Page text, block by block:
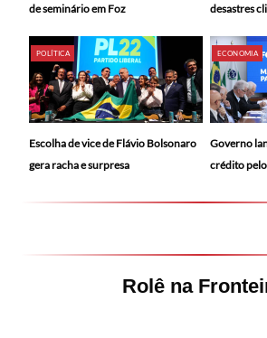
de seminário em Foz
desastres
POLÍTICA
Escolha de vice de Flávio Bolsonaro
gera racha e surpresa
ECONOMIA
Governo
crédito
Rolê na